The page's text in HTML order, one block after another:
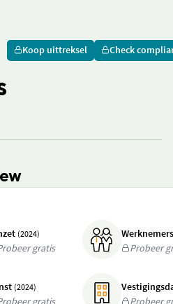
Koop uittreksel Check
(2024)
gratis
Probeer
(2024)
gratis
Probeer